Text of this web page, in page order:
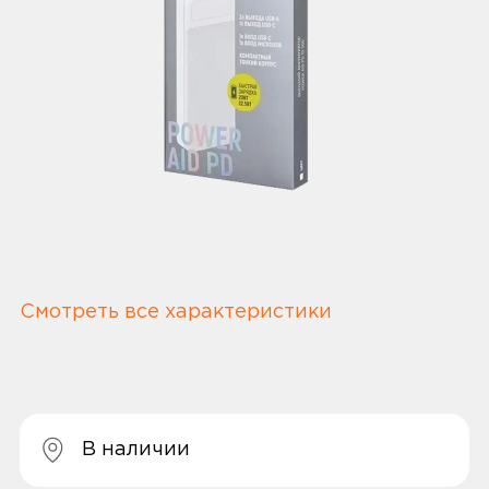
Смотреть все характеристики
В наличии